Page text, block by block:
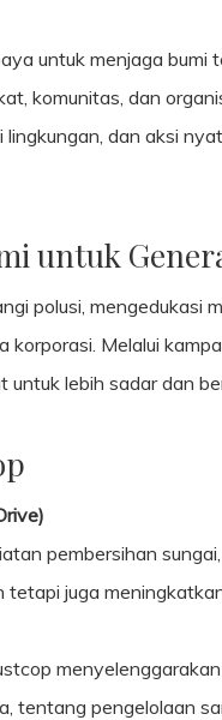
untuk menjaga
komunitas, dan
dan aksi
untuk
polusi,
Melalui
untuk lebih sadar dan
pembersihan
juga
tentang pengelolaan